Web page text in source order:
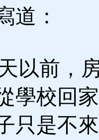
道：
以前，
學校回
是不來